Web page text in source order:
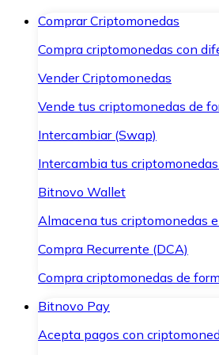
Comprar Criptomonedas
Compra criptomonedas con
Vender Criptomonedas
Vende tus criptomonedas de
Intercambiar (Swap)
Intercambia tus
Bitnovo Wallet
Almacena tus criptomonedas
Compra Recurrente (DCA)
Compra criptomonedas de
Bitnovo Pay
Acepta pagos con